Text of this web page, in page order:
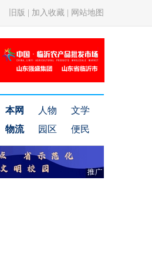
旧版 加入收藏 网站地图
本网 人物
文学
物流
园区 便民